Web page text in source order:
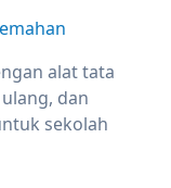
alat tata
dan
sekolah